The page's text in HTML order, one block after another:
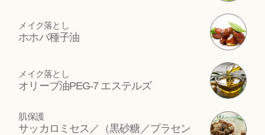
メイク落とし
ホホバ種子油
メイク落とし
オリーブ油PEG-7 エステルズ
肌保護
サッカロミセス／（黒砂糖／プラセン